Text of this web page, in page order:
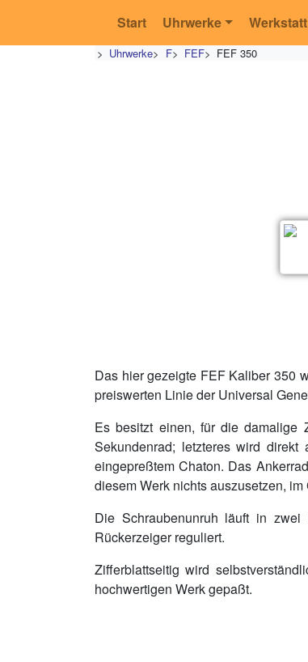
Start Uhrwerke Werkstatt
> Uhrwerke> F> FEF> FEF 350
Das hier gezeigte FEF Kaliber 350
preiswerten Linie der Universal
Es besitzt einen, für die damalige
Sekundenrad; letzteres wird
eingepreßtem Chaton. Das
diesem Werk nichts auszusetzen,
Die Schraubenunruh läuft in zwei
Rückerzeiger reguliert.
Zifferblattseitig wird
hochwertigen Werk gepaßt.